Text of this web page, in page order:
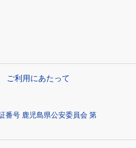
ご利用にあたって
番号 鹿児島県公安委員会 第